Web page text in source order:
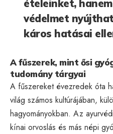
ételeinket,
védelmet
káros hatásai
A fűszerek, mint ősi
tudomány tárgyai
A fűszereket évezredek óta
világ számos kultúrájában,
hagyományokban. Az
kínai orvoslás és más népi